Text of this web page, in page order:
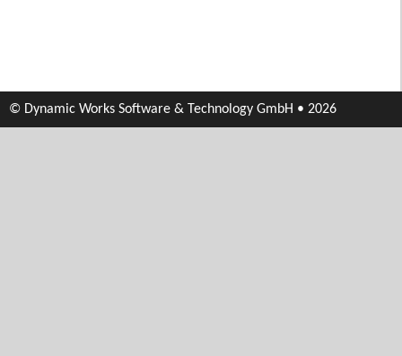
© Dynamic Works Software & Technology GmbH • 2026